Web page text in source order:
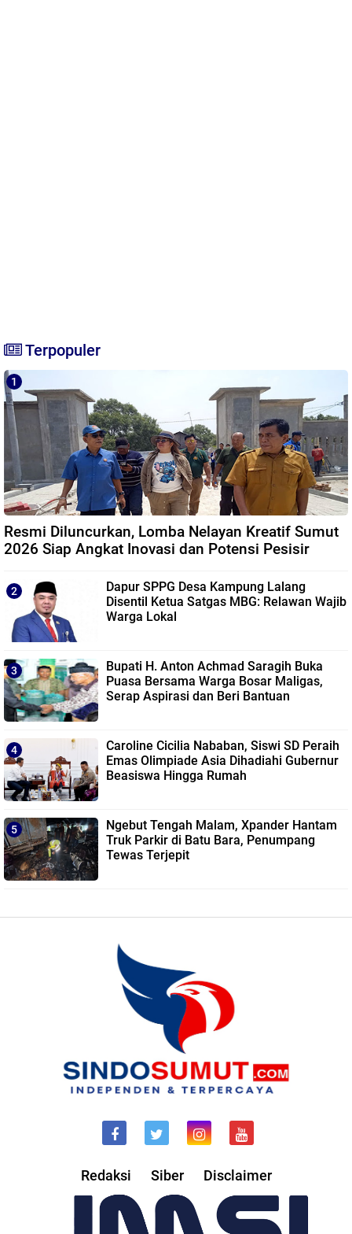
Terpopuler
Resmi Diluncurkan, Lomba Nelayan Kreatif Sumut
2026 Siap Angkat Inovasi dan Potensi Pesisir
Dapur SPPG Desa Kampung Lalang
Disentil Ketua Satgas MBG: Relawan Wajib
Warga Lokal
Bupati H. Anton Achmad Saragih Buka
Puasa Bersama Warga Bosar Maligas,
Serap Aspirasi dan Beri Bantuan
Caroline Cicilia Nababan, Siswi SD Peraih
Emas Olimpiade Asia Dihadiahi Gubernur
Beasiswa Hingga Rumah
Ngebut Tengah Malam, Xpander Hantam
Truk Parkir di Batu Bara, Penumpang
Tewas Terjepit
Redaksi Siber Disclaimer